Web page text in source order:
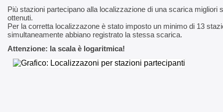
Più stazioni partecipano alla localizzazione di una scarica migliori
ottenuti.
Per la corretta localizzazone è stato imposto un minimo di 13
simultaneamente abbiano registrato la stessa scarica.
Attenzione: la scala è logaritmica!